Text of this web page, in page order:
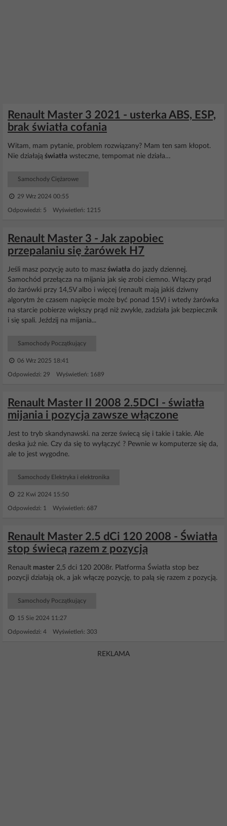
Renault Master 3 2021 - usterka ABS, ESP,
brak światła cofania
Witam, mam pytanie, problem rozwiązany? Mam ten sam kłopot.
Nie działają światła wsteczne, tempomat nie działa…
Samochody Ciężarowe
29 Wrz 2024 00:55
Odpowiedzi: 5 Wyświetleń: 1215
Renault Master 3 - Jak zapobiec
przepalaniu się żarówek H7
Jeśli masz pozycję auto to masz światła do jazdy dziennej.
Samochód przełącza na mijania jak się zrobi ciemno. Włączy prąd
do żarówki przy 14,5V albo i więcej (renault mają jakiś dziwny
algorytm że czasem napięcie może być ponad 15V) i wtedy żarówka
na starcie pobierze większy prąd niż zwykle, zadziała jak bezpiecznik
i się spali. Jeździj na mijania...
Samochody Początkujący
06 Wrz 2025 18:41
Odpowiedzi: 29 Wyświetleń: 1689
Renault Master II 2008 2.5DCI - światła
mijania i pozycja zawsze włączone
Jest to tryb skandynawski. na zerze świecą się i takie i takie. Ale
deska już nie. Czy da się to wyłączyć ? Pewnie w komputerze się da,
ale to jest wygodne.
Samochody Elektryka i elektronika
22 Kwi 2024 15:50
Odpowiedzi: 1 Wyświetleń: 687
Renault Master 2.5 dCi 120 2008 - Światła
stop świecą razem z pozycją
Renault master 2,5 dci 120 2008r. Platforma Światła stop bez
pozycji działają ok, a jak włączę pozycję, to palą się razem z pozycją.
Samochody Początkujący
15 Sie 2024 11:27
Odpowiedzi: 4 Wyświetleń: 303
REKLAMA